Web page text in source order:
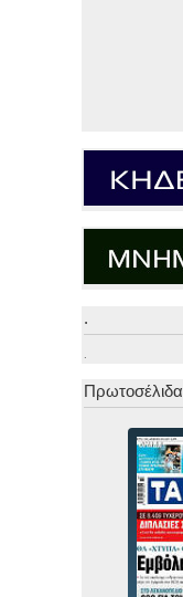
.
Πρωτοσέλιδα